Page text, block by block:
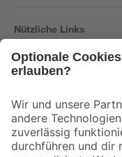
Nützliche Links
Der toom Newsletter: Keine
Zur Newsletter